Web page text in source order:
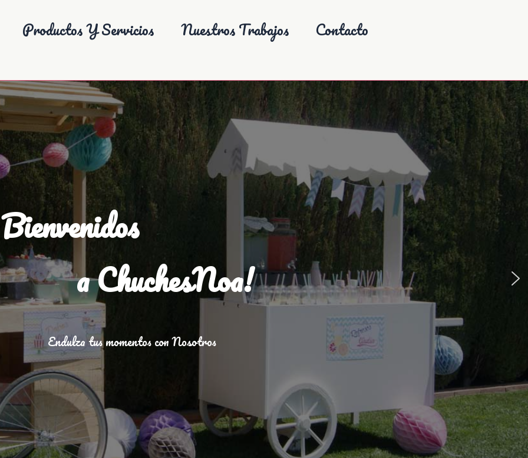
Productos Y Servicios Nuestros Trabajos Contacto
Bienvenidos
a ChuchesNoa!
Endulza tus momentos con Nosotros